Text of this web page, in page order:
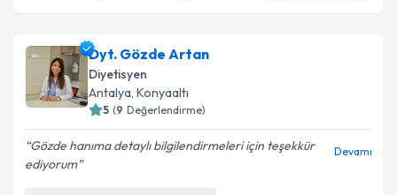
Dyt. Gözde Artan
Diyetisyen
Antalya, Konyaaltı
5 (9 Değerlendirme)
Gözde hanıma detaylı bilgilendirmeleri için teşekkür
ediyorum
Devamı